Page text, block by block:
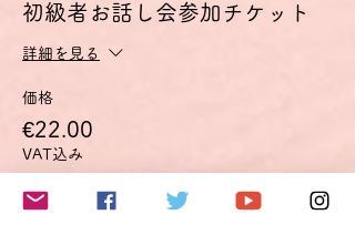
初級者お話し会参加チケット
詳細を見る
価格
€22.00
VAT込み